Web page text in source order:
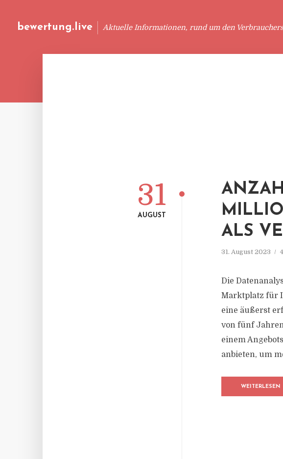
bewertung.live Aktuelle Informationen, rund um den
ALS
31. August 2023
31
AUGUST
Die
Marktplatz für
eine äußerst
von fünf
einem
anbieten, um
WEITERLESEN